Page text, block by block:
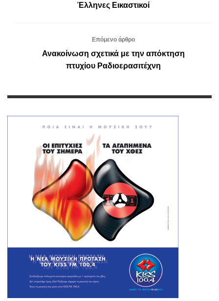
Έλληνες Εικαστικοί
Επόμενο άρθρο
Ανακοίνωση σχετικά με την απόκτηση
πτυχίου Ραδιοερασιτέχνη